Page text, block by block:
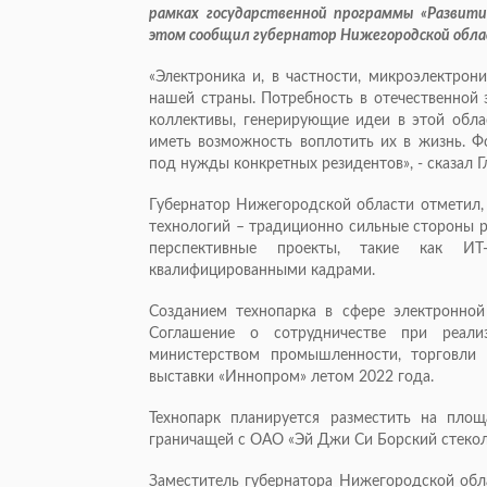
рамках государственной программы
этом сообщил губернатор Нижегородской
«Электроника и, в частности,
нашей страны. Потребность в отечественной
коллективы, генерирующие идеи в этой
иметь возможность воплотить их в жизнь.
под нужды конкретных резидентов», - сказал
Губернатор Нижегородской области
технологий – традиционно сильные стороны
перспективные проекты, такие как ИТ-
квалифицированными кадрами.
Созданием технопарка в сфере
Соглашение о сотрудничестве при
министерством промышленности,
выставки «Иннопром» летом 2022 года.
Технопарк планируется разместить на
граничащей с ОАО «Эй Джи Си Борский
Заместитель губернатора Нижегородской